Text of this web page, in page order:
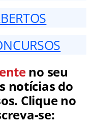
no seu
notícias do
Clique no
se: